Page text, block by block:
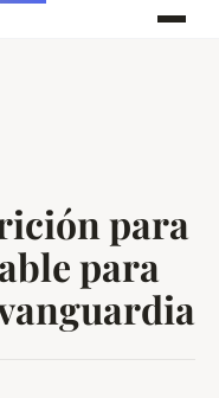
para
para